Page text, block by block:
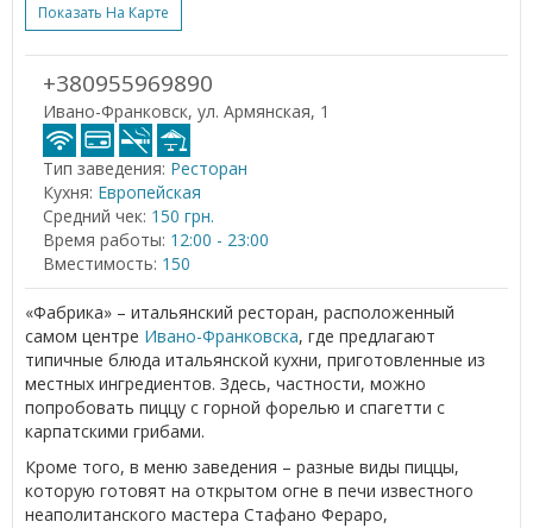
Показать На Карте
+380955969890
Ивано-Франковск, ул. Армянская, 1
Тип заведения: Ресторан
Кухня: Европейская
Средний чек: 150 грн.
Время работы: 12:00 - 23:00
Вместимость: 150
«Фабрика» – итальянский ресторан, расположенный
самом центре Ивано-Франковска, где предлагают
типичные блюда итальянской кухни, приготовленные из
местных ингредиентов. Здесь, частности, можно
попробовать пиццу с горной форелью и спагетти с
карпатскими грибами.
Кроме того, в меню заведения – разные виды пиццы,
которую готовят на открытом огне в печи известного
неаполитанского мастера Стафано Фераро,